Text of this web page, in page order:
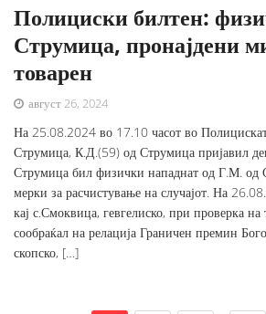
Полициски билтен:
Струмица, пронајдени
товарен
август 26, 2024
На 25.08.2024 во 17.10 часот во
Струмица, К.Д.(59) од Струмица пријавил
Струмица бил физички нападнат од Г.М. од
мерки за расчистување на случајот. На
кај с.Смоквица, гевгелиско, при проверка на
сообраќал на релација Граничен премин
скопско, […]